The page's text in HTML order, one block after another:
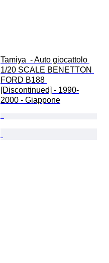
Tamiya  - Auto giocattolo
1/20 SCALE BENETTON
FORD B188
[Discontinued] - 1990-
2000 - Giappone